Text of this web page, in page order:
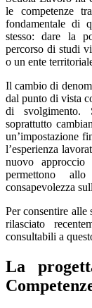
le competenze
fondamentale di
stesso: dare la
percorso di studi
o un ente
Il cambio di
dal punto di vista
di
soprattutto
un’impostazione
l’esperienza
nuovo approccio
permettono
consapevolezza
Per consentire
rilasciato
consultabili a
La